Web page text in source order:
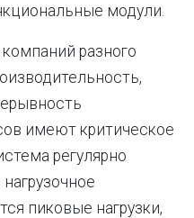
модули.
разного
имеют критическое
регулярно
пиковые нагрузки,